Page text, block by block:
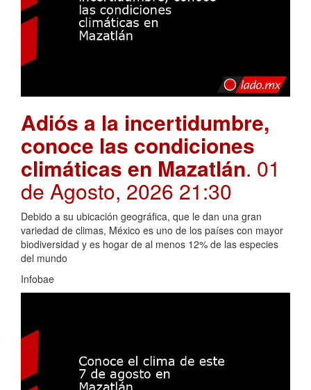
Adiós a la incertidumbre,
conoce las condiciones
climáticas en Mazatlán. 01
de Agosto, 2026 21:30
Debido a su ubicación geográfica, que le dan una gran
variedad de climas, México es uno de los países con mayor
biodiversidad y es hogar de al menos 12% de las especies
del mundo
Infobae